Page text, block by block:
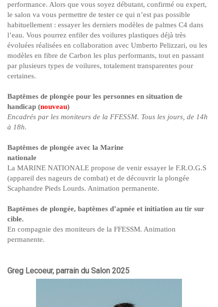
performance. Alors que vous soyez débutant, confirmé ou expert,
le salon va vous permettre de tester ce qui n’est pas possible
habituellement : essayer les derniers modèles de palmes C4 dans
l’eau. Vous pourrez enfiler des voilures plastiques déjà très
évoluées réalisées en collaboration avec Umberto Pelizzari, ou les
modèles en fibre de Carbon les plus performants, tout en passant
par plusieurs types de voilures, totalement transparentes pour
certaines.
Baptêmes de plongée pour les personnes en situation de
handicap (nouveau)
Encadrés par les moniteurs de la FFESSM. Tous les jours, de 14h
à 18h.
Baptêmes de plongée avec la Marine
nationale
La MARINE NATIONALE propose de venir essayer le F.R.O.G.S
(appareil des nageurs de combat) et de découvrir la plongée
Scaphandre Pieds Lourds. Animation permanente.
Baptêmes de plongée, baptêmes d’apnée et initiation au tir sur
cible.
En compagnie des moniteurs de la FFESSM. Animation
permanente.
Greg Lecoeur, parrain du Salon 2025